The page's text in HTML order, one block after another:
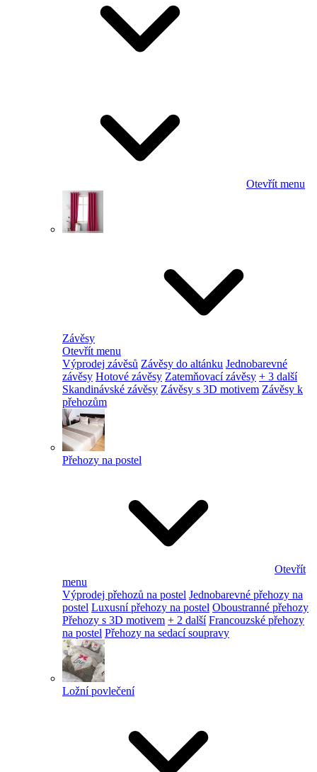
Otevřít menu
Závěsy
Otevřít menu
Výprodej závěsů Závěsy do altánku Jednobarevné
závěsy Hotové závěsy Zatemňovací závěsy + 3 další
Skandinávské závěsy Závěsy s 3D motivem Závěsy k
přehozům
Přehozy na postel
Otevřít
menu
Výprodej přehozů na postel Jednobarevné přehozy na
postel Luxusní přehozy na postel Oboustranné přehozy
Přehozy s 3D motivem + 2 další Francouzské přehozy
na postel Přehozy na sedací soupravy
Ložní povlečení